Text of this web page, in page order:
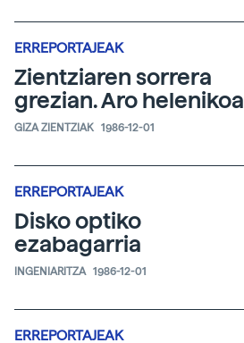
ERREPORTAJEAK
Zientziaren sorrera
grezian. Aro helenikoa
GIZA ZIENTZIAK 1986-12-01
ERREPORTAJEAK
Disko optiko
ezabagarria
INGENIARITZA 1986-12-01
ERREPORTAJEAK